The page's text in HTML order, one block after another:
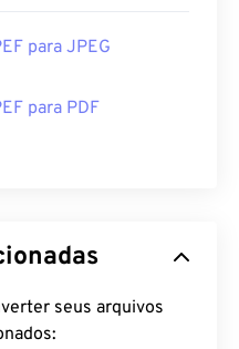
para JPEG
para PDF
seus arquivos